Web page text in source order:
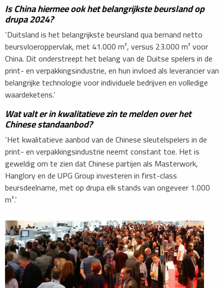
Is China hiermee ook het belangrijkste beursland op
drupa 2024?
‘Duitsland is het belangrijkste beursland qua bemand netto
beursvloeroppervlak, met 41.000 m², versus 23.000 m² voor
China. Dit onderstreept het belang van de Duitse spelers in de
print- en verpakkingsindustrie, en hun invloed als leverancier van
belangrijke technologie voor individuele bedrijven en volledige
waardeketens.’
Wat valt er in kwalitatieve zin te melden over het
Chinese standaanbod?
‘Het kwalitatieve aanbod van de Chinese sleutelspelers in de
print- en verpakkingsindustrie neemt constant toe. Het is
geweldig om te zien dat Chinese partijen als Masterwork,
Hanglory en de UPG Group investeren in first-class
beursdeelname, met op drupa elk stands van ongeveer 1.000
m².’